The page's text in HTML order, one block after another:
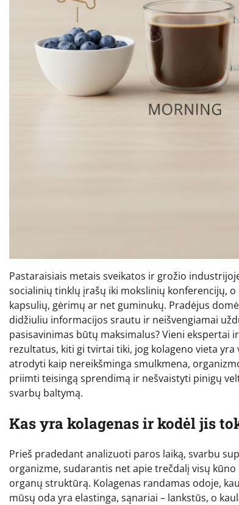
Pastaraisiais metais sveikatos ir grožio
socialinių tinklų įrašų iki mokslinių konferencijų,
kapsulių, gėrimų ar net guminukų. Pradėjus
didžiuliu informacijos srautu ir neišvengiamai
pasisavinimas būtų maksimalus? Vieni
rezultatus, kiti gi tvirtai tiki, jog kolageno vieta
atrodyti kaip nereikšminga smulkmena,
priimti teisingą sprendimą ir nešvaistyti pinigų
svarbų baltymą.
Kas yra kolagenas ir kodėl jis
Prieš pradedant analizuoti paros laiką, svarbu
organizme, sudarantis net apie trečdalį visų
organų struktūrą. Kolagenas randamas odoje,
mūsų oda yra elastinga, sąnariai – lankstūs, o